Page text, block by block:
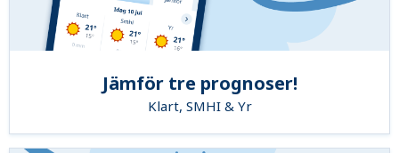
Jämför tre prognoser!
Klart, SMHI & Yr